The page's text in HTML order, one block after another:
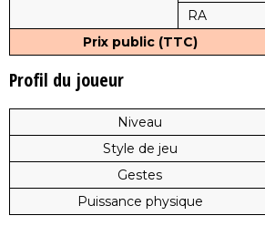
RA
Prix public (TTC)
Profil du joueur
Niveau
Style de jeu
Gestes
Puissance physique